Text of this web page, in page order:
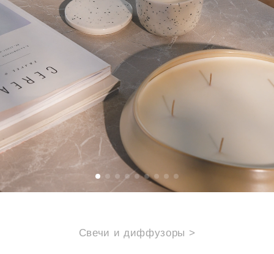
Свечи и диффузоры >
ТЕКСТИЛЬ ДЛЯ ДОМА
ДЕКОР ДЛЯ ДОМА
МЕБЕЛЬ
КОЛЛЕКЦИИ ПОСТЕЛЬНОГО БЕЛЬЯ
КОЛЛЕКЦИЯ ИЗ МАССИВА ДУБА
СПЕЦИАЛЬНЫЕ ПРЕДЛОЖЕНИЯ
ИДЕИ ДЛЯ ПОДАРКОВ
ПОДАРОЧНАЯ КАРТА
ПОКУПАТЕЛЯМ